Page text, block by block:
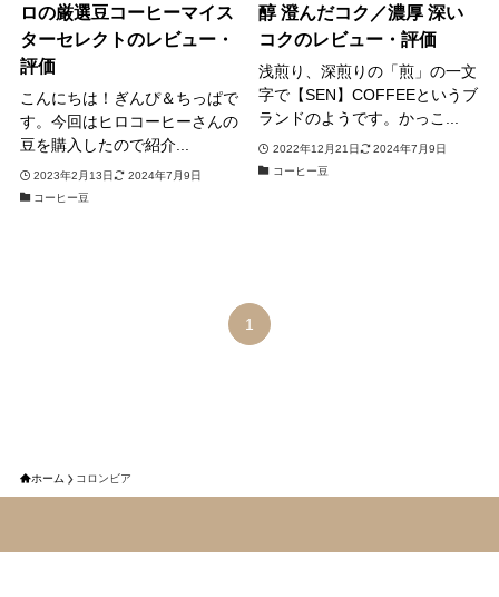
ロの厳選豆コーヒーマイス
ターセレクトのレビュー・
評価
こんにちは！ぎんぴ＆ちっぱで
す。今回はヒロコーヒーさんの
豆を購入したので紹介...
2023年2月13日
2024年7月9日
コーヒー豆
醇 澄んだコク／濃厚 深い
コクのレビュー・評価
浅煎り、深煎りの「煎」の一文
字で【SEN】COFFEEというブ
ランドのようです。かっこ...
2022年12月21日
2024年7月9日
コーヒー豆
1
ホーム コロンビア